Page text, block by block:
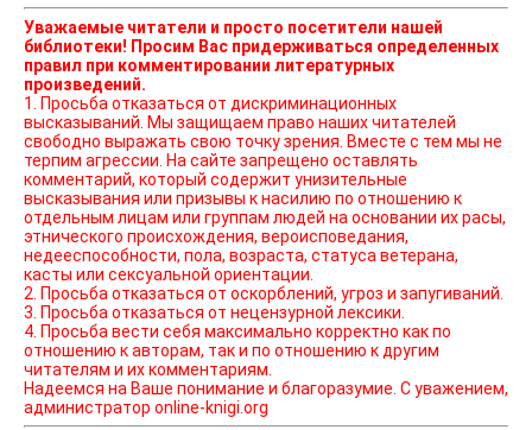
Уважаемые читатели и просто посетители нашей
библиотеки! Просим Вас придерживаться определенных
правил при комментировании литературных
произведений.
1. Просьба отказаться от дискриминационных
высказываний. Мы защищаем право наших читателей
свободно выражать свою точку зрения. Вместе с тем мы не
терпим агрессии. На сайте запрещено оставлять
комментарий, который содержит унизительные
высказывания или призывы к насилию по отношению к
отдельным лицам или группам людей на основании их расы,
этнического происхождения, вероисповедания,
недееспособности, пола, возраста, статуса ветерана,
касты или сексуальной ориентации.
2. Просьба отказаться от оскорблений, угроз и запугиваний.
3. Просьба отказаться от нецензурной лексики.
4. Просьба вести себя максимально корректно как по
отношению к авторам, так и по отношению к другим
читателям и их комментариям.
Надеемся на Ваше понимание и благоразумие. С уважением,
администратор online-knigi.org